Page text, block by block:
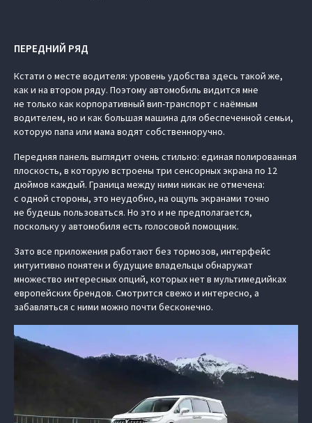
ПЕРЕДНИЙ РЯД
Кстати о месте водителя: уровень удобства здесь такой же,
как и на втором ряду. Поэтому автомобиль видится мне
не только как корпоративный вип-транспорт с наёмным
водителем, но и как большая машина для обеспеченной семьи,
которую папа или мама водят собственноручно.
Передняя панель выглядит очень стильно: единая полированная
плоскость, в которую встроены три сенсорных экрана по 12
дюймов каждый. Граница между ними никак не отмечена:
с одной стороны, это неудобно, на ощупь экранами точно
не будешь пользоваться. Но это и не предполагается,
поскольку у автомобиля есть голосовой помощник.
Зато все приложения работают без тормозов, интерфейс
интуитивно понятен и будущие владельцы обнаружат
множество интересных опций, которых нет в мультимедийках
европейских брендов. Смотрится свежо и интересно, а
забавляться с ними можно почти бесконечно.